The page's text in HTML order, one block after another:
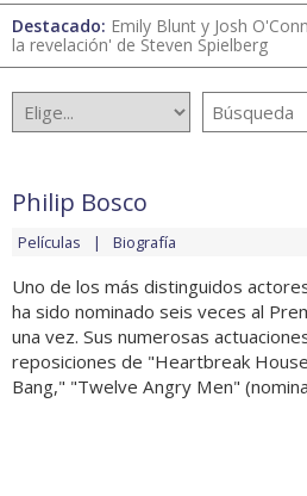
Destacado: Emily Blunt y Josh
la revelación' de Steven Spielberg
Philip Bosco
Películas Biografía
Uno de los más distinguidos
ha sido nominado seis veces al
una vez. Sus numerosas
reposiciones de "Heartbreak
Bang," "Twelve Angry Men"